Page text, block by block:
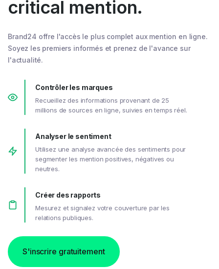
critical mention.
Brand24 offre l'accès le plus complet aux mention en ligne.
Soyez les premiers informés et prenez de l'avance sur
l'actualité.
Contrôler les marques
Recueillez des informations provenant de 25
millions de sources en ligne, suivies en temps réel.
Analyser le sentiment
Utilisez une analyse avancée des sentiments pour
segmenter les mention positives, négatives ou
neutres.
Créer des rapports
Mesurez et signalez votre couverture par les
relations publiques.
S'inscrire gratuitement